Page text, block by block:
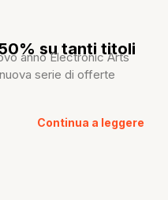
su tanti titoli
anno Electronic Arts
serie di offerte
Continua a leggere